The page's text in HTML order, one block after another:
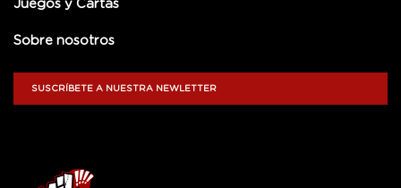
Juegos y Cartas
Sobre nosotros
SUSCRÍBETE A NUESTRA NEWLETTER